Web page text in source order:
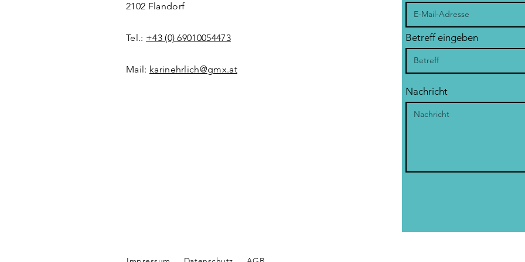
2102 Flandorf
Tel.: +43 (0) 69010054473
Mail: karinehrlich@gmx.at
Betreff eingeben
Nachricht